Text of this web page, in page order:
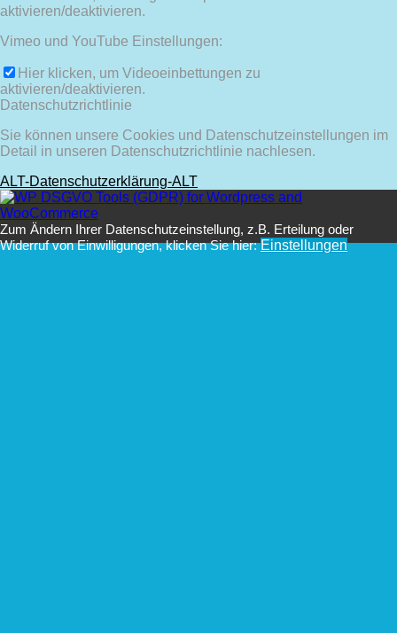
aktivieren/deaktivieren.
Vimeo und YouTube Einstellungen:
Hier klicken, um Videoeinbettungen zu
aktivieren/deaktivieren.
Datenschutzrichtlinie
Sie können unsere Cookies und Datenschutzeinstellungen im
Detail in unseren Datenschutzrichtlinie nachlesen.
ALT-Datenschutzerklärung-ALT
Zum Ändern Ihrer Datenschutzeinstellung, z.B. Erteilung oder
Widerruf von Einwilligungen, klicken Sie hier:Einstellungen